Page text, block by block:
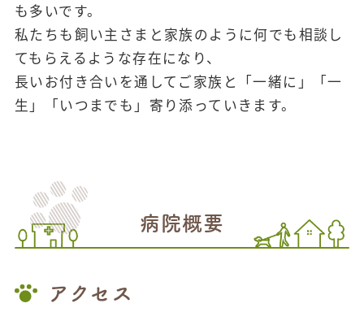
も多いです。
私たちも飼い主さまと家族のように何でも相談し
てもらえるような存在になり、
長いお付き合いを通してご家族と「一緒に」「一
生」「いつまでも」寄り添っていきます。
病院概要
アクセス